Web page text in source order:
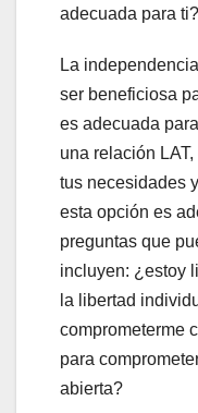
adecuada para ti?
La
ser beneficiosa
es adecuada
una relación
tus necesidades
esta opción es
preguntas que
incluyen: ¿estoy
la libertad
comprometerme
para
abierta?